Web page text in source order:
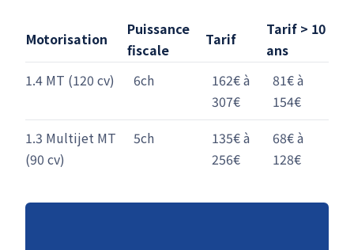
Motorisation
Puissance
fiscale
Tarif
Tarif > 10
ans
1.4 MT (120 cv)
6ch
162€ à
307€
81€ à
154€
1.3 Multijet MT
(90 cv)
5ch
135€ à
256€
68€ à
128€